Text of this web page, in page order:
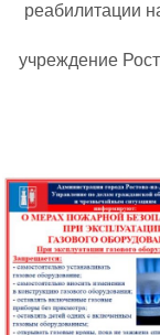
реабилитации
учреждение